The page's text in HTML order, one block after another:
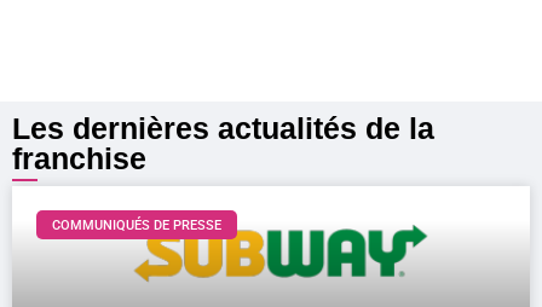
Les dernières actualités de la
franchise
COMMUNIQUÉS DE PRESSE